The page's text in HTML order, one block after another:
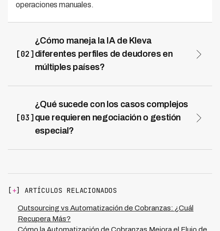
operaciones manuales.
[02]
¿Cómo maneja la IA de Kleva
diferentes perfiles de deudores en
múltiples países?
local para personalizar estrategias de cobranza sin
Latinoamérica, lo que permite que su IA se entrene con
datos locales y entienda nuances regionales en
operativa a escala continental.
[03]
¿Qué sucede con los casos complejos
que requieren negociación o gestión
especial?
valor y situaciones que requieren negociación
estratégica. Kleva identifica automáticamente cuáles
equipo correcto, optimizando recursos humanos. Este
híbrido de IA y gestión humana permite que carteras de
10,000+ deudores se manejen con un equipo reducido
[ +] ARTÍCULOS RELACIONADOS
Outsourcing vs Automatización de Cobranzas: ¿Cuál
Recupera Más?